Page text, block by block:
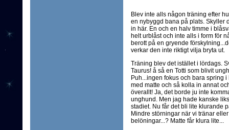
Blev inte alls någon träning efter
en nybyggd bana på plats. Skyller
in här. En och en halv timme i
helt urblåst och inte alls i form för
berott på en gryende
verkar den inte riktigt vilja bryta ut.
Träning blev det istället i lördags.
Taurus! å så en Totti som blivit
Puh...ingen fokus och bara spring
med matte och så kolla in annat
överallt! Ja, det borde ju inte
unghund. Men jag hade kanske
stadiet. Nu får det bli lite klurande
Mindre störningar när vi tränar
belöningar...? Matte får klura lite...